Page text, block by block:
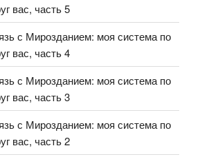
вас, часть 5
с Мирозданием: моя система по
вас, часть 4
с Мирозданием: моя система по
вас, часть 3
с Мирозданием: моя система по
вас, часть 2